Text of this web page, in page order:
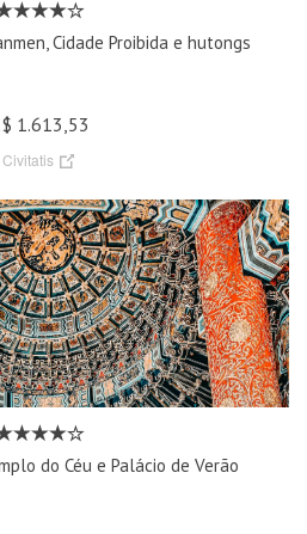
Cidade Proibida e hutongs
1.613,53
Civitatis
do Céu e Palácio de Verão